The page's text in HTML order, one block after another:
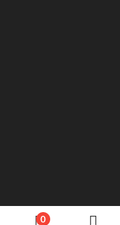
0